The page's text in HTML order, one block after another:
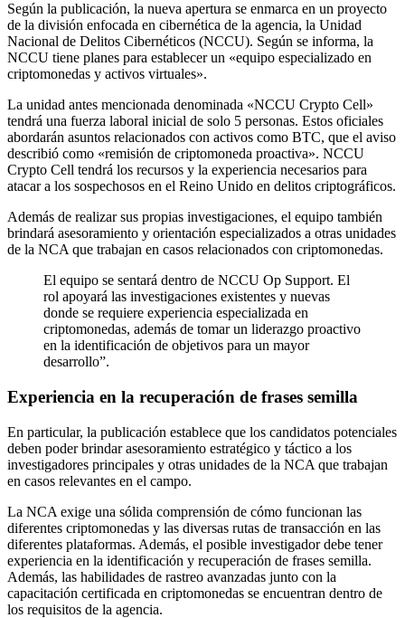
Según la publicación, la nueva apertura se enmarca en un proyecto
de la división enfocada en cibernética de la agencia, la Unidad
Nacional de Delitos Cibernéticos (NCCU). Según se informa, la
NCCU tiene planes para establecer un «equipo especializado en
criptomonedas y activos virtuales».
La unidad antes mencionada denominada «NCCU Crypto Cell»
tendrá una fuerza laboral inicial de solo 5 personas. Estos oficiales
abordarán asuntos relacionados con activos como BTC, que el aviso
describió como «remisión de criptomoneda proactiva». NCCU
Crypto Cell tendrá los recursos y la experiencia necesarios para
atacar a los sospechosos en el Reino Unido en delitos criptográficos.
Además de realizar sus propias investigaciones, el equipo también
brindará asesoramiento y orientación especializados a otras unidades
de la NCA que trabajan en casos relacionados con criptomonedas.
El equipo se sentará dentro de NCCU Op Support. El
rol apoyará las investigaciones existentes y nuevas
donde se requiere experiencia especializada en
criptomonedas, además de tomar un liderazgo proactivo
en la identificación de objetivos para un mayor
desarrollo”.
Experiencia en la recuperación de frases semilla
En particular, la publicación establece que los candidatos potenciales
deben poder brindar asesoramiento estratégico y táctico a los
investigadores principales y otras unidades de la NCA que trabajan
en casos relevantes en el campo.
La NCA exige una sólida comprensión de cómo funcionan las
diferentes criptomonedas y las diversas rutas de transacción en las
diferentes plataformas. Además, el posible investigador debe tener
experiencia en la identificación y recuperación de frases semilla.
Además, las habilidades de rastreo avanzadas junto con la
capacitación certificada en criptomonedas se encuentran dentro de
los requisitos de la agencia.